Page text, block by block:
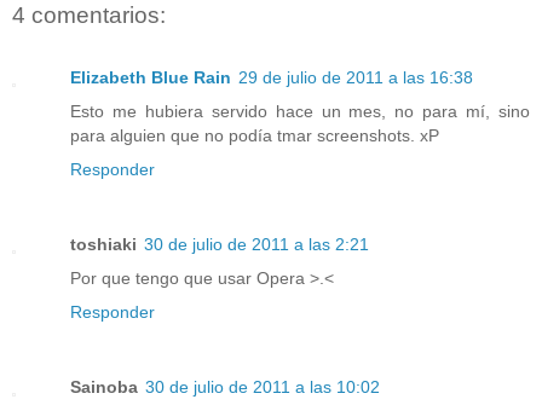
4 comentarios:
Elizabeth Blue Rain 29 de julio de 2011 a las 16:38
Esto me hubiera servido hace un mes, no para mí, sino
para alguien que no podía tmar screenshots. xP
Responder
toshiaki 30 de julio de 2011 a las 2:21
Por que tengo que usar Opera >.<
Responder
Sainoba 30 de julio de 2011 a las 10:02